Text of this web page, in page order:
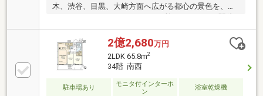
木、渋谷、目黒、大崎方面へ広がる都心の景色を、約
14.90m2のワイドバルコニーから愉しめます。・駅徒
歩1分の機動力、38階の開放感、日々の買い物・外食
を支える、「パルム商店街」隣接。 忙しい日々の移
動時間を抑え、住まいで整えるためのタワーレジデン
スです。・WIC・SICに加え大型トランクルーム付。ス
ーツケース、季節家電、ゴルフ用品、防災備蓄を住戸
外に収め、室内を美しく保てます。
2億2,680万円
2LDK 65.8m2
34階 南西
駐車場あり
モニタ付インターホ
ン
浴室乾燥機